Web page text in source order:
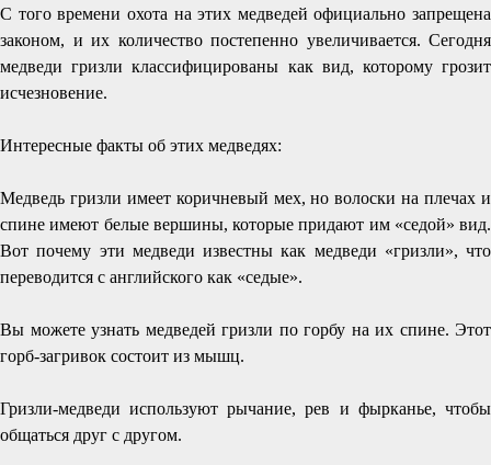
С того времени охота на этих медведей официально запрещена
законом, и их количество постепенно увеличивается. Сегодня
медведи гризли классифицированы как вид, которому грозит
исчезновение.
Интересные факты об этих медведях:
Медведь гризли имеет коричневый мех, но волоски на плечах и
спине имеют белые вершины, которые придают им «седой» вид.
Вот почему эти медведи известны как медведи «гризли», что
переводится с английского как «седые».
Вы можете узнать медведей гризли по горбу на их спине. Этот
горб-загривок состоит из мышц.
Гризли-медведи используют рычание, рев и фырканье, чтобы
общаться друг с другом.